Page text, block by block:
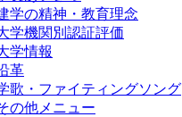
学の精神・教育理念
学機関別認証評価
学情報
革
歌・ファイティングソング
の他メニュー